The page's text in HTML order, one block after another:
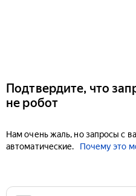
Подтвердите, что
не робот
Нам очень жаль, но запросы с
автоматические.
Почему это